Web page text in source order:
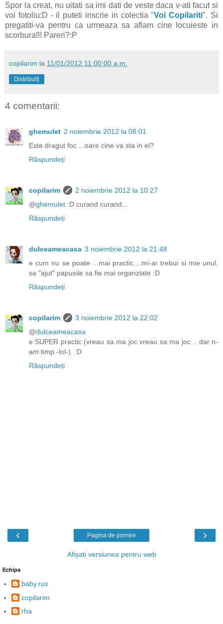
Spor la creat, nu uitati sa imi dati de veste daca v-ati facut si
voi fotoliu:D - il puteti inscrie in colectia "Voi Copilariti". Si
pregatiti-va pentru ca urmeaza sa aflam cine locuieste in
scorbura!!! Pareri?:P
copilarim la 11/01/2012 11:00:00 a.m.
Distribuiți
4 comentarii:
ghemulet 2 noiembrie 2012 la 08:01
Este dragut foc ...oare cine va sta in el?
Răspundeți
copilarim
2 noiembrie 2012 la 10:27
@ghemulet :D curand curand...
Răspundeți
dulceameacasa 3 noiembrie 2012 la 21:48
e cum nu se poate ...mai practic....mi-ar trebui si mie unul,
sa "ajut" papusile sa fie mai organziate :D
Răspundeți
copilarim
3 noiembrie 2012 la 22:02
@dulceameacasa
e SUPER practic (vreau sa ma joc vreau sa ma joc .. dar n-
am timp -lol-). :D
Răspundeți
‹ ›
Pagina de pornire
Afișați versiunea pentru web
Echipa
baby.rux
copilarim
rha